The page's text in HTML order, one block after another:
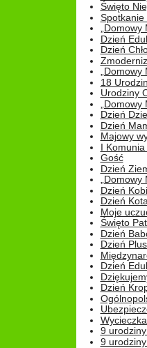
Święto
Spotkanie
Dzień
Dzień
18
Urodziny
Dzień
Dzień
Majowy
I
Gość
Dzień
Dzień
Dzień
Moje
Święto
Dzień
Dzień
Dzień
Dzień
9
9